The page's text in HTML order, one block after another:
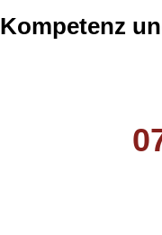
Kompetenz